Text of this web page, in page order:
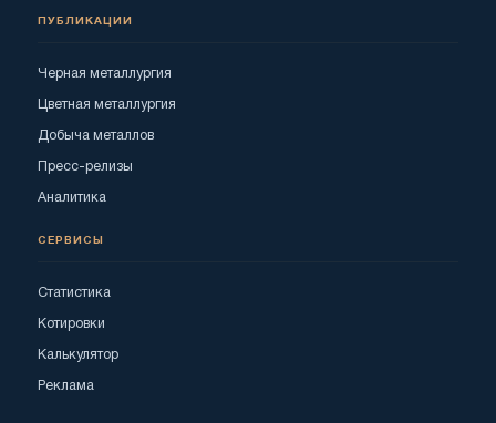
ПУБЛИКАЦИИ
Черная металлургия
Цветная металлургия
Добыча металлов
Пресс-релизы
Аналитика
СЕРВИСЫ
Статистика
Котировки
Калькулятор
Реклама